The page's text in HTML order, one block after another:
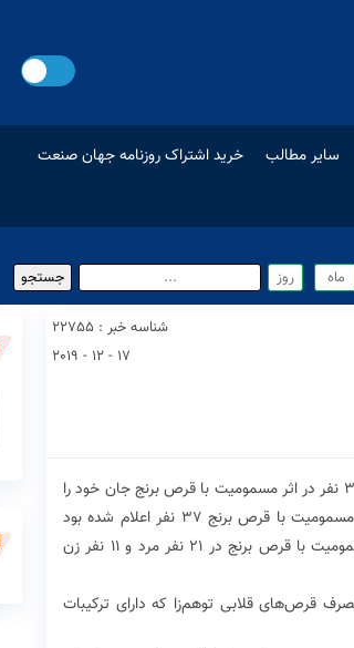
سایر مطالب
خرید اشتراک روزنامه جهان صنعت
شناسه خبر : 22755
17 - 12 - 2019
به گزارش اداره کل پزشکی قانونی استان تهران، درسه ماه نخست امسال(فصل بهار) ۳۲ نفر در اثر مسمومیت با قرص برنج جان خود را
از دست داده‌اند که در مقایسه با مدت مشابه سال ۱۳۹۷ که شمار فوتی‌های بر اثر مسمومیت با قرص برنج ۳۷ نفر اعلام شده بود
۱۳درصد کاهش یافته است. براساس این گزارش از مجموع فوت‌شدگان ناشی از مسمومیت با قرص برنج در ۲۱ نفر مرد و ۱۱ نفر زن
قرص‌های قلابی توهم‌زا که دارای ترکیبات